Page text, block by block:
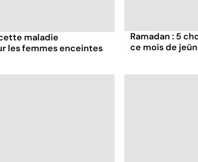
maladie
les femmes enceintes
Ramadan : 5
ce mois de